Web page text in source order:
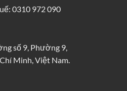
0310 972 090
số 9, Phường 9,
Minh, Việt Nam.